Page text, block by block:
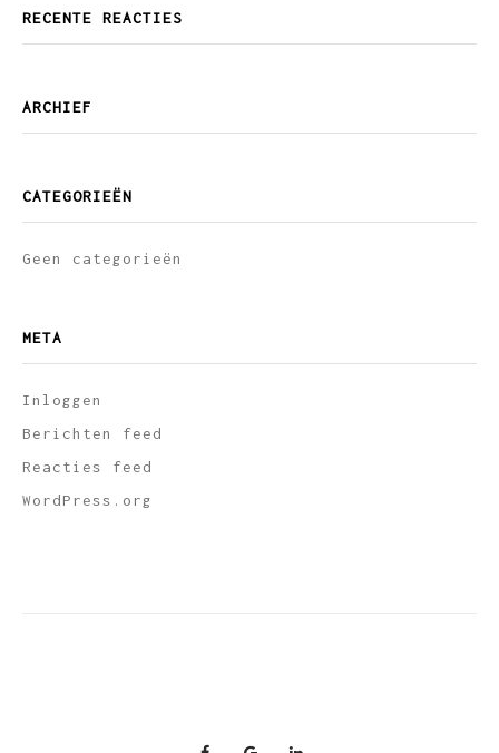
RECENTE REACTIES
ARCHIEF
CATEGORIEËN
Geen categorieën
META
Inloggen
Berichten feed
Reacties feed
WordPress.org